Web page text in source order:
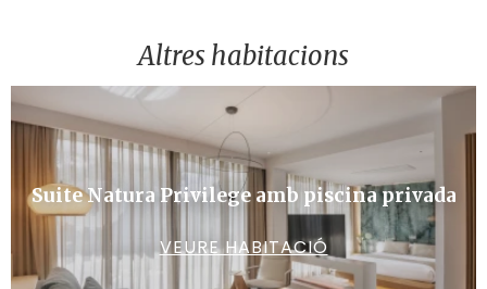
Altres habitacions
Suite Natura Privilege amb piscina privada
VEURE HABITACIÓ